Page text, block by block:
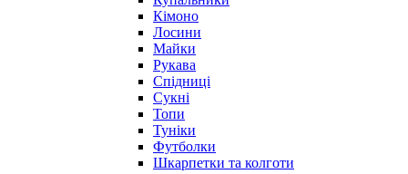
Кімоно
Лосини
Майки
Рукава
Спідниці
Сукні
Топи
Туніки
Футболки
Шкарпетки та колготи